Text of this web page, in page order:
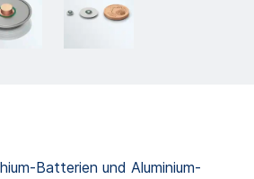
Batterien und Aluminium-